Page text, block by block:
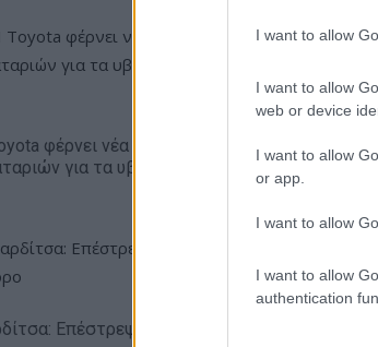
I want to allow
I want to allow
web or device
I want to allow
or app.
I want to allow
I want to allow
authentication
φέρνει νέα γενιά
για τα υβριδικά
Σε κινεζική…
ευρωπαϊκή
Επέστρεψε υγιής ο Φράνσις Οκόρο